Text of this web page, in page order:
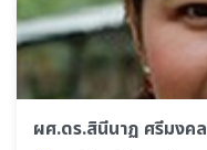
ผศ.ดร.สินีนาฏ ศรีมงคล